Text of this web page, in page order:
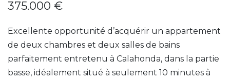
375.000 €
Excellente opportunité d’acquérir un appartement
de deux chambres et deux salles de bains
parfaitement entretenu à Calahonda, dans la partie
basse, idéalement situé à seulement 10 minutes à